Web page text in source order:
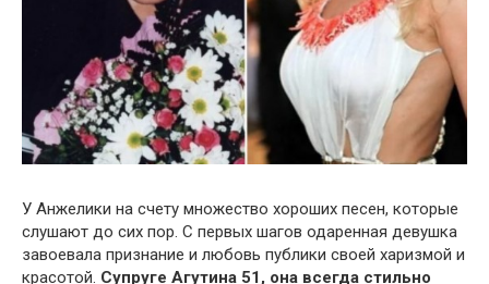
У Анжелики на счету множество хороших песен, которые
слушают до сих пор. С первых шагов одаренная девушка
завоевала признание и любовь публики своей харизмой и
красотой. Супруге Агутина 51, она всегда стильно